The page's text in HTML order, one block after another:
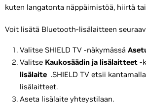
kuten langatonta näppäimistöä, hiirtä
Voit lisätä Bluetooth-lisälaitteen
Valitse SHIELD TV -näkymässä
Valitse Kaukosäädin ja lisälaitteet -
lisälaite .SHIELD TV etsii
lisälaitteet.
Aseta lisälaite yhteystilaan.